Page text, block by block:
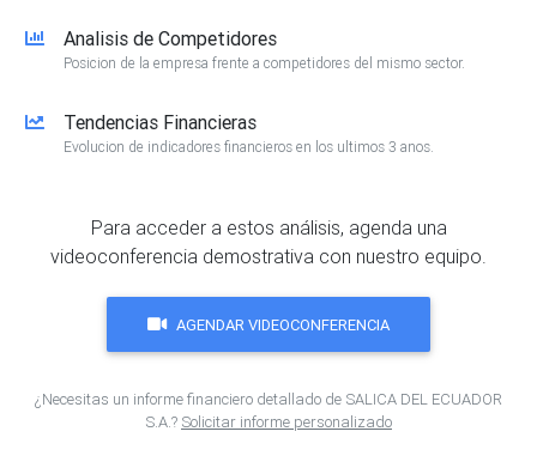
Analisis de Competidores
Posicion de la empresa frente a competidores del mismo sector.
Tendencias Financieras
Evolucion de indicadores financieros en los ultimos 3 anos.
Para acceder a estos análisis, agenda una
videoconferencia demostrativa con nuestro equipo.
AGENDAR VIDEOCONFERENCIA
¿Necesitas un informe financiero detallado de SALICA DEL ECUADOR
S.A.? Solicitar informe personalizado